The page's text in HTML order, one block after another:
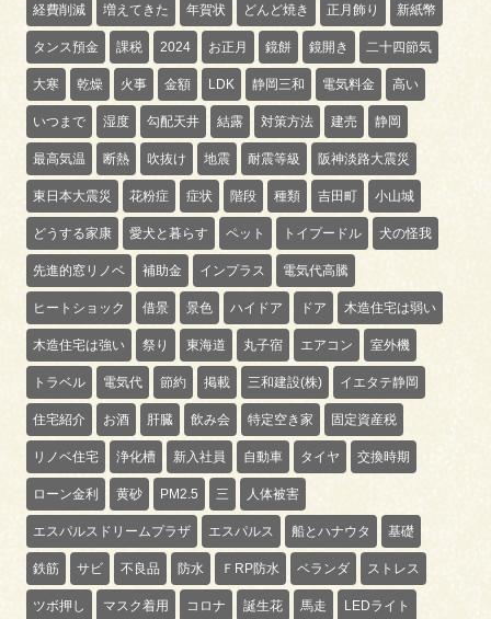
経費削減 増えてきた 年賀状 どんど焼き 正月飾り 新紙幣
タンス預金 課税 2024 お正月 鏡餅 鏡開き 二十四節気
大寒 乾燥 火事 金額 LDK 静岡三和 電気料金 高い
いつまで 湿度 勾配天井 結露 対策方法 建売 静岡
最高気温 断熱 吹抜け 地震 耐震等級 阪神淡路大震災
東日本大震災 花粉症 症状 階段 種類 吉田町 小山城
どうする家康 愛犬と暮らす ペット トイプードル 犬の怪我
先進的窓リノベ 補助金 インプラス 電気代高騰
ヒートショック 借景 景色 ハイドア ドア 木造住宅は弱い
木造住宅は強い 祭り 東海道 丸子宿 エアコン 室外機
トラベル 電気代 節約 掲載 三和建設(株) イエタテ静岡
住宅紹介 お酒 肝臓 飲み会 特定空き家 固定資産税
リノベ住宅 浄化槽 新入社員 自動車 タイヤ 交換時期
ローン金利 黄砂 PM2.5 三 人体被害
エスパルスドリームプラザ エスパルス 船とハナウタ 基礎
鉄筋 サビ 不良品 防水 ＦRP防水 ベランダ ストレス
ツボ押し マスク着用 コロナ 誕生花 馬走 LEDライト